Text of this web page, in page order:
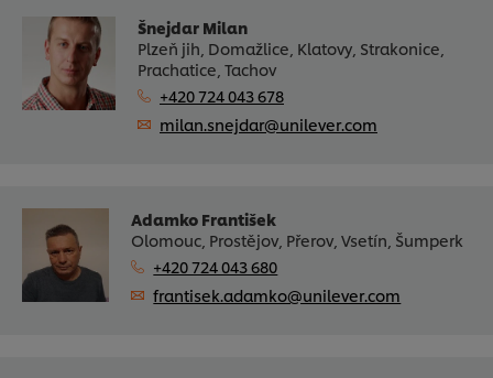
Šnejdar Milan
Plzeň jih, Domažlice, Klatovy, Strakonice,
Prachatice, Tachov
+420 724 043 678
milan.snejdar@unilever.com
Adamko František
Olomouc, Prostějov, Přerov, Vsetín, Šumperk
+420 724 043 680
frantisek.adamko@unilever.com